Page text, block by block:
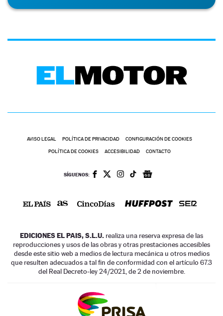
AVISO LEGAL POLÍTICA DE PRIVACIDAD CONFIGURACIÓN DE COOKIES
POLÍTICA DE COOKIES ACCESIBILIDAD CONTACTO
SÍGUENOS:
EDICIONES EL PAIS, S.L.U. realiza una reserva expresa de las
reproducciones y usos de las obras y otras prestaciones accesibles
desde este sitio web a medios de lectura mecánica u otros medios
que resulten adecuados a tal fin de conformidad con el artículo 67.3
del Real Decreto-ley 24/2021, de 2 de noviembre.